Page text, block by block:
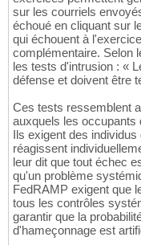
sur les courriels
échoué en cliquant sur
qui échouent à
complémentaire. Selon
les tests d'intrusion : «
défense et doivent être
Ces tests ressemblent
auxquels les occupants
Ils exigent des
réagissent
leur dit que tout échec
qu'un problème
FedRAMP exigent que
tous les contrôles
garantir que la
d'hameçonnage est